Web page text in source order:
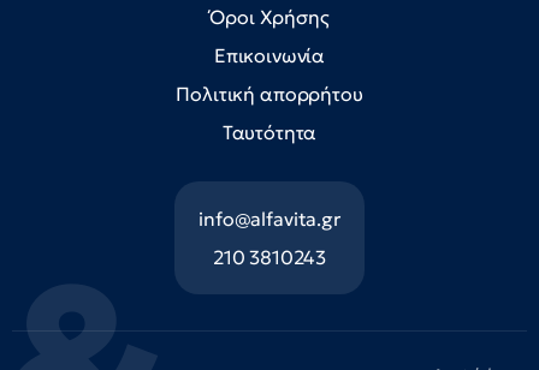
Όροι Χρήσης
Επικοινωνία
Πολιτική απορρήτου
Ταυτότητα
info@alfavita.gr
210 3810243